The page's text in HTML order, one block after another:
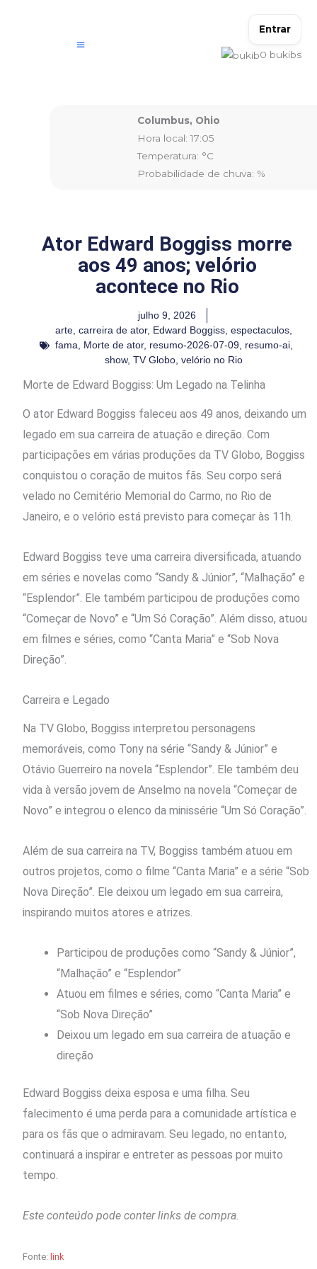
Entrar
0 bukibs
Columbus, Ohio
Hora local: 17:05
Temperatura: °C
Probabilidade de chuva: %
Ator Edward Boggiss morre
aos 49 anos; velório
acontece no Rio
julho 9, 2026
arte, carreira de ator, Edward Boggiss, espectaculos,
fama, Morte de ator, resumo-2026-07-09, resumo-ai,
show, TV Globo, velório no Rio
Morte de Edward Boggiss: Um Legado na Telinha
O ator Edward Boggiss faleceu aos 49 anos, deixando um
legado em sua carreira de atuação e direção. Com
participações em várias produções da TV Globo, Boggiss
conquistou o coração de muitos fãs. Seu corpo será
velado no Cemitério Memorial do Carmo, no Rio de
Janeiro, e o velório está previsto para começar às 11h.
Edward Boggiss teve uma carreira diversificada, atuando
em séries e novelas como “Sandy & Júnior”, “Malhação” e
“Esplendor”. Ele também participou de produções como
“Começar de Novo” e “Um Só Coração”. Além disso, atuou
em filmes e séries, como “Canta Maria” e “Sob Nova
Direção”.
Carreira e Legado
Na TV Globo, Boggiss interpretou personagens
memoráveis, como Tony na série “Sandy & Júnior” e
Otávio Guerreiro na novela “Esplendor”. Ele também deu
vida à versão jovem de Anselmo na novela “Começar de
Novo” e integrou o elenco da minissérie “Um Só Coração”.
Além de sua carreira na TV, Boggiss também atuou em
outros projetos, como o filme “Canta Maria” e a série “Sob
Nova Direção”. Ele deixou um legado em sua carreira,
inspirando muitos atores e atrizes.
Participou de produções como “Sandy & Júnior”,
“Malhação” e “Esplendor”
Atuou em filmes e séries, como “Canta Maria” e
“Sob Nova Direção”
Deixou um legado em sua carreira de atuação e
direção
Edward Boggiss deixa esposa e uma filha. Seu
falecimento é uma perda para a comunidade artística e
para os fãs que o admiravam. Seu legado, no entanto,
continuará a inspirar e entreter as pessoas por muito
tempo.
Este conteúdo pode conter links de compra.
Fonte: link